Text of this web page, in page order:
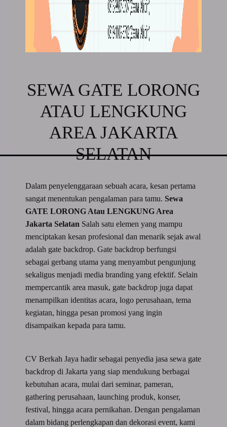
SEWA GATE LORONG
ATAU LENGKUNG
AREA JAKARTA
SELATAN
Dalam penyelenggaraan sebuah acara, kesan pertama
sangat menentukan pengalaman para tamu. Sewa
GATE LORONG Atau LENGKUNG Area
Jakarta Selatan Salah satu elemen yang mampu
menciptakan kesan profesional dan menarik sejak awal
adalah gate backdrop. Gate backdrop berfungsi
sebagai gerbang utama yang menyambut pengunjung
sekaligus menjadi media branding yang efektif. Selain
mempercantik area masuk, gate backdrop juga dapat
menampilkan identitas acara, logo perusahaan, tema
kegiatan, hingga pesan promosi yang ingin
disampaikan kepada para tamu.
CV Berkah Jaya hadir sebagai penyedia jasa sewa gate
backdrop di Jakarta yang siap mendukung berbagai
kebutuhan acara, mulai dari seminar, pameran,
gathering perusahaan, launching produk, konser,
festival, hingga acara pernikahan. Dengan pengalaman
dalam bidang perlengkapan dan dekorasi event, kami